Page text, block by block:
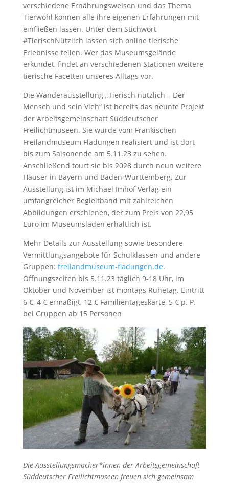
verschiedene Ernährungsweisen und das Thema
Tierwohl können alle ihre eigenen Erfahrungen mit
einfließen lassen. Unter dem Stichwort
#TierischNützlich lassen sich online tierische
Erlebnisse teilen. Wer das Museumsgelände
erkundet, findet an verschiedenen Stationen weitere
tierische Facetten unseres Alltags vor.
Die Wanderausstellung „Tierisch nützlich – Der
Mensch und sein Vieh“ ist bereits das neunte Projekt
der Arbeitsgemeinschaft Süddeutscher
Freilichtmuseen. Sie wurde vom Fränkischen
Freilandmuseum Fladungen realisiert und ist dort
bis zum Saisonende am 5.11.23 zu sehen.
Anschließend tourt sie bis 2028 durch neun weitere
Häuser in Bayern und Baden-Württemberg. Zur
Ausstellung ist im Michael Imhof Verlag ein
umfangreicher Begleitband mit zahlreichen
Abbildungen erschienen, der zum Preis von 22,95
Euro im Museumsladen erhältlich ist.
Mehr Details zur Ausstellung sowie besondere
Vermittlungsangebote für Schulklassen und andere
Gruppen: freilandmuseum-fladungen.de.
Öffnungszeiten bis 5.11.23 täglich 9-18 Uhr, im
Oktober und November ist montags Ruhetag. Eintritt
6 €, 4 € ermäßigt, 12 € Familientageskarte, 5 € p. P.
bei Gruppen ab 15 Personen
Die Ausstellungsmacher*innen der Arbeitsgemeinschaft
Süddeutscher Freilichtmuseen freuen sich gemeinsam